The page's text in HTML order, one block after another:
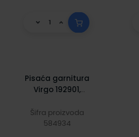
Pisaća garnitura
Virgo 192901,
olovka +
nalivpero
Šifra proizvoda
584934